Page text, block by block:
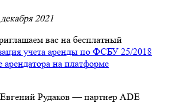
2021
вас на бесплатный
учета аренды по ФСБУ 25/2018
на платформе
Рудаков — партнер ADE